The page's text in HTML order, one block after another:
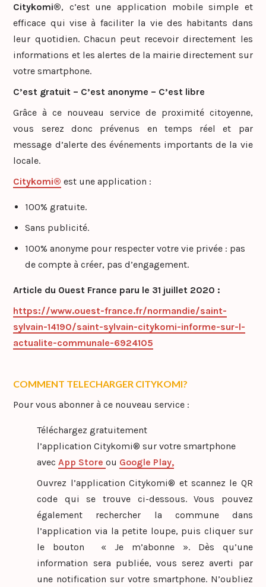
Citykomi®, c’est une application mobile simple et
efficace qui vise à faciliter la vie des habitants dans
leur quotidien. Chacun peut recevoir directement les
informations et les alertes de la mairie directement sur
votre smartphone.
C’est gratuit – C’est anonyme – C’est libre
Grâce à ce nouveau service de proximité citoyenne,
vous serez donc prévenus en temps réel et par
message d’alerte des événements importants de la vie
locale.
Citykomi® est une application :
100% gratuite.
Sans publicité.
100% anonyme pour respecter votre vie privée : pas
de compte à créer, pas d’engagement.
Article du Ouest France paru le 31 juillet 2020 :
https://www.ouest-france.fr/normandie/saint-
sylvain-14190/saint-sylvain-citykomi-informe-sur-l-
actualite-communale-6924105
COMMENT TELECHARGER CITYKOMI?
Pour vous abonner à ce nouveau service :
Téléchargez gratuitement
l’application Citykomi® sur votre smartphone
avec App Storeou Google Play,
Ouvrez l’application Citykomi® et scannez le QR
code qui se trouve ci-dessous. Vous pouvez
également rechercher la commune dans
l’application via la petite loupe, puis cliquer sur
le bouton « Je m’abonne ». Dès qu’une
information sera publiée, vous serez averti par
une notification sur votre smartphone. N’oubliez